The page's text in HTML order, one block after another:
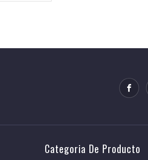
Categoria De Producto